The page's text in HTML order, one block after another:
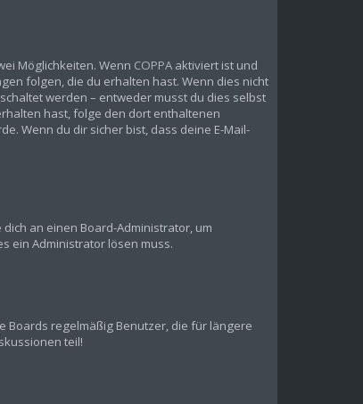
Möglichkeiten. Wenn COPPA aktiviert ist und
folgen, die du erhalten hast. Wenn dies nicht
werden – entweder musst du dies selbst
hast, folge den dort enthaltenen
Wenn du dir sicher bist, dass deine E-Mail-
an einen Board-Administrator, um
ein Administrator lösen muss.
Boards regelmäßig Benutzer, die für längere
teil!